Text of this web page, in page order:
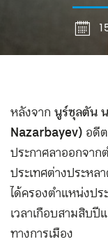
หลังจากนูร์ซุลตัน
Nazarbayev)อดี
ประกาศลาออกจา
ประเทศต่างประหล
ได้ครองตำแหน่งป
เวลาเกือบสามสิบ
ทางการเมือง